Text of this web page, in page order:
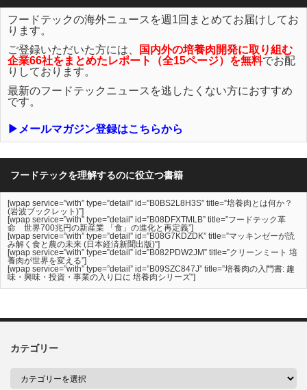
フードテックの海外ニュースを週1回まとめてお届けしてお
ります。
ご登録いただいた方には、
国内外の培養肉開発に取り組む
企業66社をまとめたレポート（全15ページ）を無料でお配
りしております。
最新のフードテックニュースを逃したくない方におすすめ
です。
▶メールマガジン登録はこちらから
フードテックを理解するのに役立つ書籍
[wpap service=”with” type=”detail” id=”B0BS2L8H3S” title=”培養肉とは何か？
(岩波ブックレット)”]
[wpap service=”with” type=”detail” id=”B08DFXTMLB” title=”フードテック革
命 世界700兆円の新産業 「食」の進化と再定義”]
[wpap service=”with” type=”detail” id=”B08G7KDZDK” title=”マッキンゼーが読
み解く食と農の未来 (日本経済新聞出版)”]
[wpap service=”with” type=”detail” id=”B082PDW2JM” title=”クリーンミート 培
養肉が世界を変える”]
[wpap service=”with” type=”detail” id=”B09SZC847J” title=”培養肉の入門書: 趣
味・興味・投資・事業の入り口に 培養肉シリーズ”]
カテゴリー